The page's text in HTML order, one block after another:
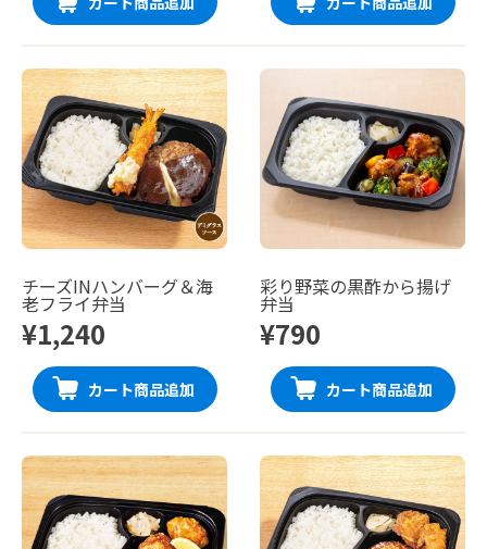
チーズINハンバーグ＆海
老フライ弁当
¥1,240
カート商品追加
彩り野菜の黒酢から揚げ
弁当
¥790
カート商品追加